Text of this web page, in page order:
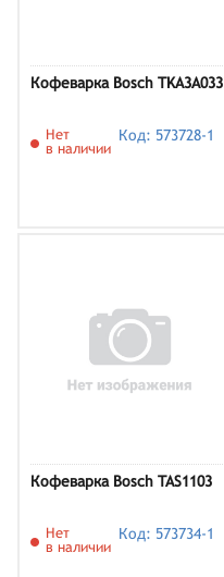
Кофеварка Bosch TKA3A033
Нет
в наличии
Код: 573728-1
Кофеварка Bosch TAS1103
Нет
в наличии
Код: 573734-1